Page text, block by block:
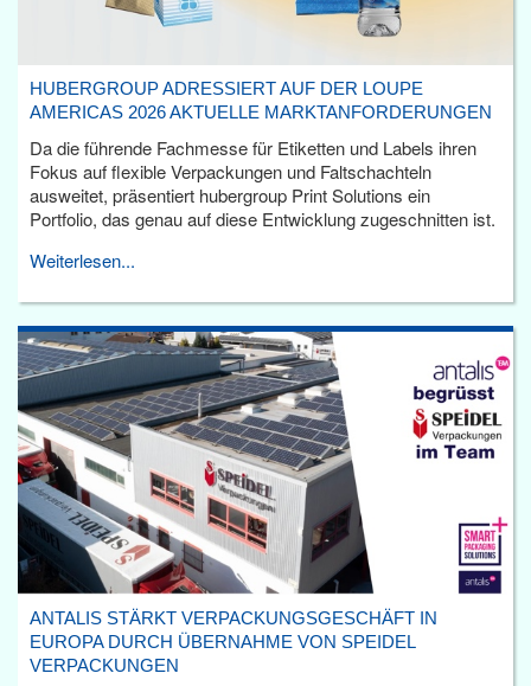
HUBERGROUP ADRESSIERT AUF DER LOUPE
AMERICAS 2026 AKTUELLE MARKTANFORDERUNGEN
Da die führende Fachmesse für Etiketten und Labels ihren
Fokus auf flexible Verpackungen und Faltschachteln
ausweitet, präsentiert hubergroup Print Solutions ein
Portfolio, das genau auf diese Entwicklung zugeschnitten ist.
Weiterlesen...
ANTALIS STÄRKT VERPACKUNGSGESCHÄFT IN
EUROPA DURCH ÜBERNAHME VON SPEIDEL
VERPACKUNGEN